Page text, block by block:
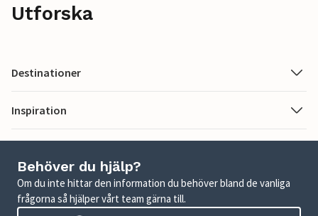
Utforska
Destinationer
Inspiration
Behöver du hjälp?
Om du inte hittar den information du behöver bland de vanliga
frågorna så hjälper vårt team gärna till.